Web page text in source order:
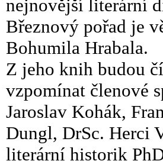
nejnovější literární
Březnový pořad je
Bohumila Hrabala.
Z jeho knih budou
vzpomínat členové
Jaroslav Kohák,
Dungl, DrSc. Herci
literární historik